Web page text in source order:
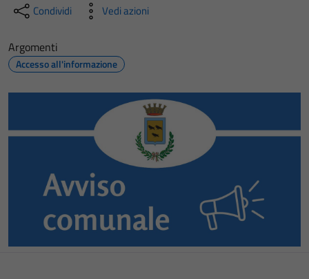
Condividi Vedi azioni
Argomenti
Accesso all'informazione